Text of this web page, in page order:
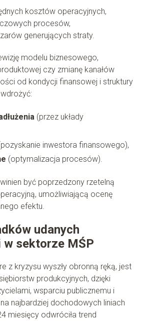
kosztów operacyjnych,
procesów,
generujących straty.
modelu biznesowego,
czy zmianę kanałów
od kondycji finansowej i struktury
(przez układy
inwestora finansowego),
(optymalizacja procesów).
być poprzedzony rzetelną
umożliwiającą ocenę
efektu.
udanych
sektorze MŚP
z kryzysu wyszły obronną ręką, jest
produkcyjnych, dzięki
wsparciu publicznemu i
najbardziej dochodowych liniach
miesięcy odwróciła trend